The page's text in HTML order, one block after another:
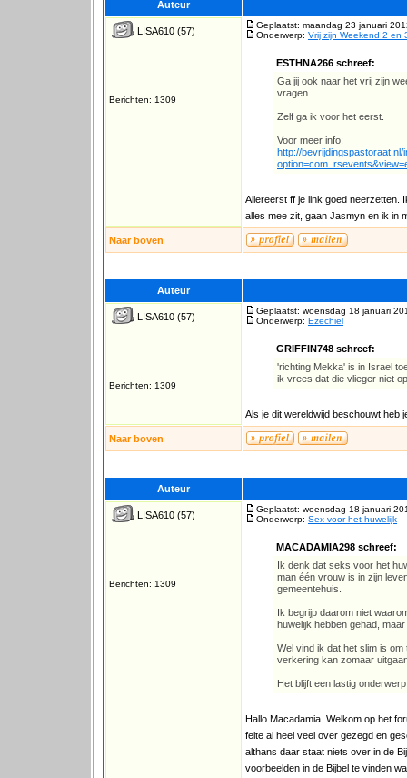
Auteur
LISA610 (57)
Berichten: 1309
Geplaatst: maandag 23 januari
Onderwerp: Vrij zijn Weekend 2 en
ESTHNA266 schreef:
Ga jij ook naar het vrij zijn
vragen
Zelf ga ik voor het eerst.
Voor meer info:
http://bevrijdingspastoraat.nl/
Allereerst ff je link goed neerzetten.
alles mee zit, gaan Jasmyn en ik in
Naar boven
Auteur
LISA610 (57)
Berichten: 1309
Geplaatst: woensdag 18 januari
Onderwerp: Ezechiël
GRIFFIN748 schreef:
'richting Mekka' is in Israel
ik vrees dat die vlieger niet
Als je dit wereldwijd beschouwt heb
Naar boven
Auteur
LISA610 (57)
Berichten: 1309
Geplaatst: woensdag 18 januari
Onderwerp: Sex voor het huwelijk
MACADAMIA298 schreef:
Ik denk dat seks voor het
man één vrouw is in zijn
gemeentehuis.
Ik begrijp daarom niet
huwelijk hebben gehad,
Wel vind ik dat het slim is
verkering kan zomaar
Het blijft een lastig
Hallo Macadamia. Welkom op het
feite al heel veel over gezegd en
althans daar staat niets over in de
voorbeelden in de Bijbel te vinden